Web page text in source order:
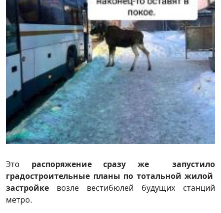
Это распоряжение сразу же запустило
градостроительные планы по тотальной жилой
застройке возле вестибюлей будущих станций
метро.